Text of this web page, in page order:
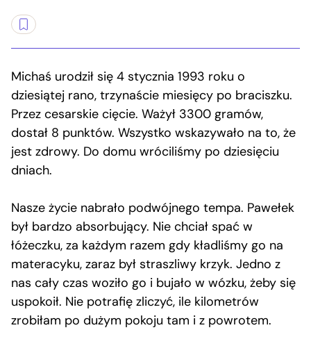
Michaś urodził się 4 stycznia 1993 roku o
dziesiątej rano, trzynaście miesięcy po braciszku.
Przez cesarskie cięcie. Ważył 3300 gramów,
dostał 8 punktów. Wszystko wskazywało na to, że
jest zdrowy. Do domu wróciliśmy po dziesięciu
dniach.
Nasze życie nabrało podwójnego tempa. Pawełek
był bardzo absorbujący. Nie chciał spać w
łóżeczku, za każdym razem gdy kładliśmy go na
materacyku, zaraz był straszliwy krzyk. Jedno z
nas cały czas woziło go i bujało w wózku, żeby się
uspokoił. Nie potrafię zliczyć, ile kilometrów
zrobiłam po dużym pokoju tam i z powrotem.